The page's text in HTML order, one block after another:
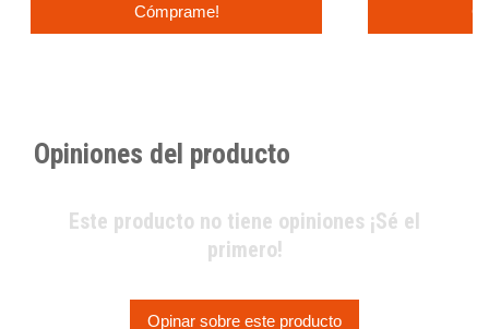
Cómprame!
Opiniones del producto
Este producto no tiene opiniones ¡Sé el
primero!
Opinar sobre este producto